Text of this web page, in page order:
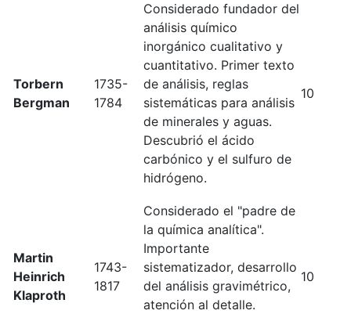
Torbern
Bergman
1735-
1784
Considerado fundador del
análisis químico
inorgánico cualitativo y
cuantitativo. Primer texto
de análisis, reglas
sistemáticas para análisis
de minerales y aguas.
Descubrió el ácido
carbónico y el sulfuro de
hidrógeno.
10
Martin
Heinrich
Klaproth
1743-
1817
Considerado el "padre de
la química analítica".
Importante
sistematizador, desarrollo
del análisis gravimétrico,
atención al detalle.
10